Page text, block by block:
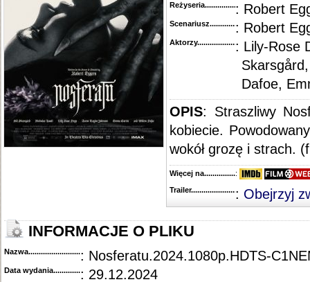
Reżyseria........................................
: Robert
Scenariusz........................................
: Robert
Aktorzy...........................................
: Lily-Rose
Dafoe,
OPIS: Straszliwy
kobiecie.
wokół grozę i strach.
Więcej na........................................
:
Trailer...........................................
: Obejrzyj
INFORMACJE O PLIKU
Nazwa.............................................: Nosferatu.2024.1080p.HDTS-
Data wydania......................................
: 29.12.2024